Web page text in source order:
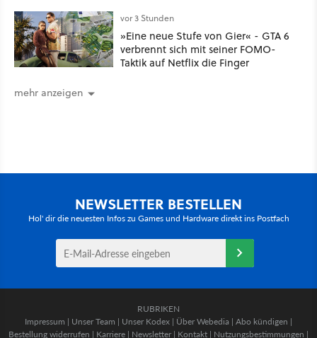
Thrones denken
vor 3 Stunden
»Eine neue Stufe von Gier« - GTA 6
verbrennt sich mit seiner FOMO-
Taktik auf Netflix die Finger
mehr anzeigen
NEWSLETTER BESTELLEN
Hol' dir die neuesten Infos zu Games und Hardware direkt ins Postfach
RUBRIKEN
Impressum | Unser Team | Unser Kodex | Über Webedia | Abo kündigen |
Bestellung widerrufen | Karriere | Newsletter | Kontakt | Nutzungsbestimmungen |